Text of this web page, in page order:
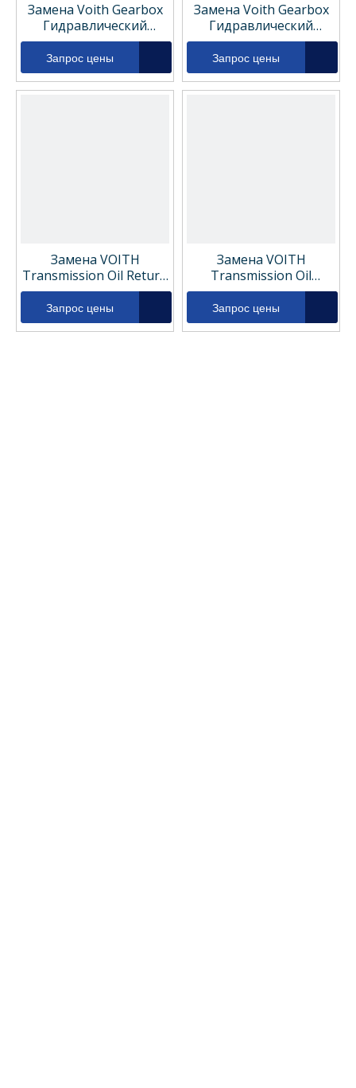
Замена Voith Gearbox
Гидравлический
фильтр 15100383710
Запрос цены
Замена Voith Gearbox
Гидравлический
фильтр 15000312410
Запрос цены
Замена VOITH
Transmission Oil Return
Filter 15100383710
Запрос цены
Замена VOITH
Transmission Oil
возвращается фильтр
15000312410
Запрос цены